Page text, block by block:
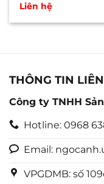
Được
hạng
Liên hệ
THÔNG TIN
Công ty TNHH
Hotline: 0968
Email:
VPGDMB: số